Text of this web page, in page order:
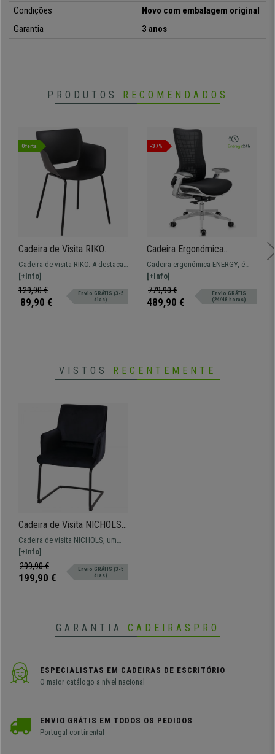
Condições
Novo com embalagem original
Garantia
3 anos
PRODUTOS RECOMENDADOS
Oferta
Cadeira de Visita RIKO
Simples e Funcional, Apoio
de Braços Integrados, Cor
Preto
Cadeira de visita RIKO. A destacar
o seu design simples, empillhável
e prático.
[+Info]
129,90 €
89,90 €
Envio GRÁTIS (3-5
dias)
-37%
Cadeira Ergonómica
ENERGY, Design Único,
Tecnologia Avançada, Cor
Preto
Cadeira ergonómica ENERGY, é
totalmente ajustável garantindo
máxima comodidade ao usuário!
[+Info]
779,90 €
489,90 €
Envio GRÁTIS
(24/48 horas)
VISTOS RECENTEMENTE
Cadeira de Visita NICHOLS,
Design Moderno, Estrutura
Metálica, em Tecido, cor
Azul
Cadeira de visita NICHOLS, um
modelo com design moderno e
com estrutura metálica
[+Info]
299,90 €
199,90 €
Envio GRÁTIS (3-5
dias)
GARANTIA CADEIRASPRO
ESPECIALISTAS EM CADEIRAS DE ESCRITÓRIO
O maior catálogo a nível nacional
ENVIO GRÁTIS EM TODOS OS PEDIDOS
Portugal continental